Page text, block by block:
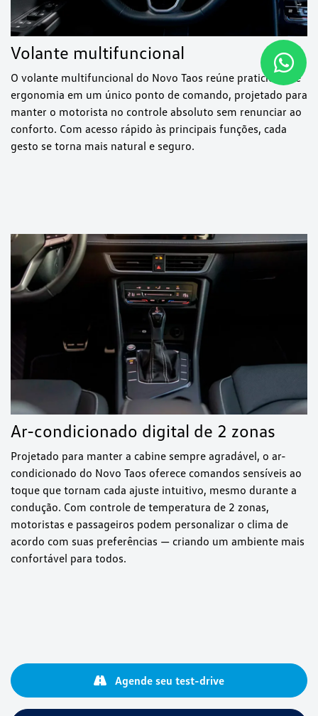
Volante multifuncional
O volante multifuncional do Novo Taos reúne praticidade e
ergonomia em um único ponto de comando, projetado para
manter o motorista no controle absoluto sem renunciar ao
conforto. Com acesso rápido às principais funções, cada
gesto se torna mais natural e seguro.
Ar-condicionado digital de 2 zonas
Projetado para manter a cabine sempre agradável, o ar-
condicionado do Novo Taos oferece comandos sensíveis ao
toque que tornam cada ajuste intuitivo, mesmo durante a
condução. Com controle de temperatura de 2 zonas,
motoristas e passageiros podem personalizar o clima de
acordo com suas preferências — criando um ambiente mais
confortável para todos.
Agende seu test-drive